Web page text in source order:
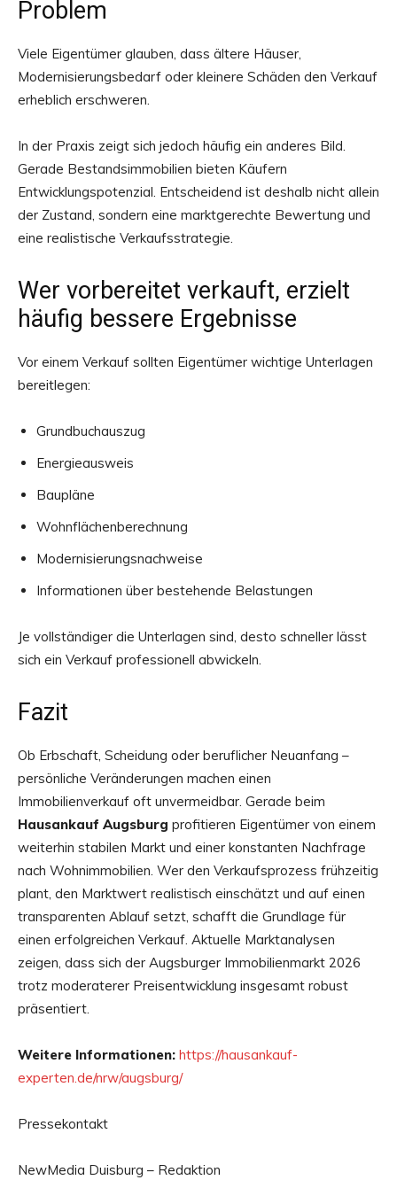
Problem
Viele Eigentümer glauben, dass ältere Häuser,
Modernisierungsbedarf oder kleinere Schäden den Verkauf
erheblich erschweren.
In der Praxis zeigt sich jedoch häufig ein anderes Bild.
Gerade Bestandsimmobilien bieten Käufern
Entwicklungspotenzial. Entscheidend ist deshalb nicht allein
der Zustand, sondern eine marktgerechte Bewertung und
eine realistische Verkaufsstrategie.
Wer vorbereitet verkauft, erzielt
häufig bessere Ergebnisse
Vor einem Verkauf sollten Eigentümer wichtige Unterlagen
bereitlegen:
Grundbuchauszug
Energieausweis
Baupläne
Wohnflächenberechnung
Modernisierungsnachweise
Informationen über bestehende Belastungen
Je vollständiger die Unterlagen sind, desto schneller lässt
sich ein Verkauf professionell abwickeln.
Fazit
Ob Erbschaft, Scheidung oder beruflicher Neuanfang –
persönliche Veränderungen machen einen
Immobilienverkauf oft unvermeidbar. Gerade beim
Hausankauf Augsburg profitieren Eigentümer von einem
weiterhin stabilen Markt und einer konstanten Nachfrage
nach Wohnimmobilien. Wer den Verkaufsprozess frühzeitig
plant, den Marktwert realistisch einschätzt und auf einen
transparenten Ablauf setzt, schafft die Grundlage für
einen erfolgreichen Verkauf. Aktuelle Marktanalysen
zeigen, dass sich der Augsburger Immobilienmarkt 2026
trotz moderaterer Preisentwicklung insgesamt robust
präsentiert.
Weitere Informationen: https://hausankauf-
experten.de/nrw/augsburg/
Pressekontakt
NewMedia Duisburg – Redaktion